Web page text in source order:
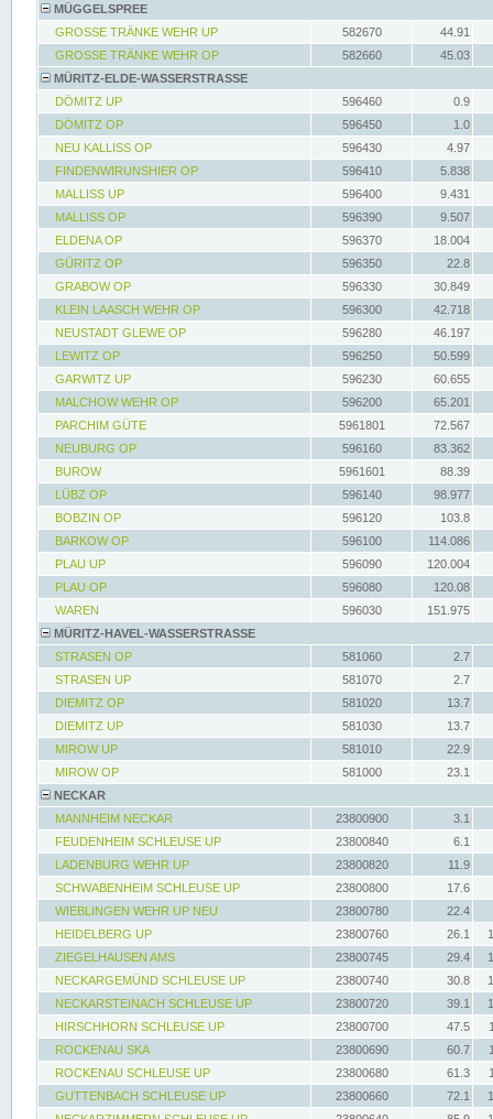
MÜGGELSPREE
GROSSE TRÄNKE WEHR UP
582670
44.91
GROSSE TRÄNKE WEHR OP
582660
45.03
MÜRITZ-ELDE-WASSERSTRASSE
DÖMITZ UP
596460
0.9
DÖMITZ OP
596450
1.0
NEU KALLISS OP
596430
4.97
FINDENWIRUNSHIER OP
596410
5.838
MALLISS UP
596400
9.431
MALLISS OP
596390
9.507
ELDENA OP
596370
18.004
GÜRITZ OP
596350
22.8
GRABOW OP
596330
30.849
KLEIN LAASCH WEHR OP
596300
42.718
NEUSTADT GLEWE OP
596280
46.197
LEWITZ OP
596250
50.599
GARWITZ UP
596230
60.655
MALCHOW WEHR OP
596200
65.201
PARCHIM GÜTE
5961801
72.567
NEUBURG OP
596160
83.362
BUROW
5961601
88.39
LÜBZ OP
596140
98.977
BOBZIN OP
596120
103.8
BARKOW OP
596100
114.086
PLAU UP
596090
120.004
PLAU OP
596080
120.08
WAREN
596030
151.975
MÜRITZ-HAVEL-WASSERSTRASSE
STRASEN OP
581060
2.7
STRASEN UP
581070
2.7
DIEMITZ OP
581020
13.7
DIEMITZ UP
581030
13.7
MIROW UP
581010
22.9
MIROW OP
581000
23.1
NECKAR
MANNHEIM NECKAR
23800900
3.1
FEUDENHEIM SCHLEUSE UP
23800840
6.1
LADENBURG WEHR UP
23800820
11.9
SCHWABENHEIM SCHLEUSE UP
23800800
17.6
WIEBLINGEN WEHR UP NEU
23800780
22.4
HEIDELBERG UP
23800760 26.1
ZIEGELHAUSEN AMS
23800745 29.4
NECKARGEMÜND SCHLEUSE UP
23800740 30.8
NECKARSTEINACH SCHLEUSE UP
23800720 39.1
HIRSCHHORN SCHLEUSE UP
23800700 47.5
ROCKENAU SKA
23800690 60.7
ROCKENAU SCHLEUSE UP
23800680 61.3
GUTTENBACH SCHLEUSE UP
23800660 72.1